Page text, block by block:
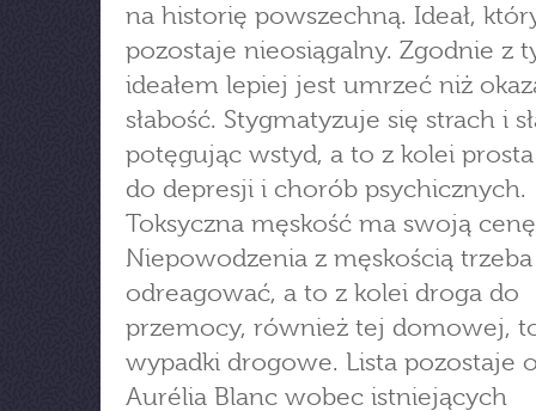
na historię powszechną. Ideał,
pozostaje nieosiągalny. Zgodnie z
ideałem lepiej jest umrzeć niż
słabość. Stygmatyzuje się strach i
potęgując wstyd, a to z kolei
do depresji i chorób psychicznych.
Toksyczna męskość ma swoją
Niepowodzenia z męskością trzeba
odreagować, a to z kolei droga do
przemocy, również tej domowej,
wypadki drogowe. Lista pozostaje
Aurélia Blanc wobec istniejących